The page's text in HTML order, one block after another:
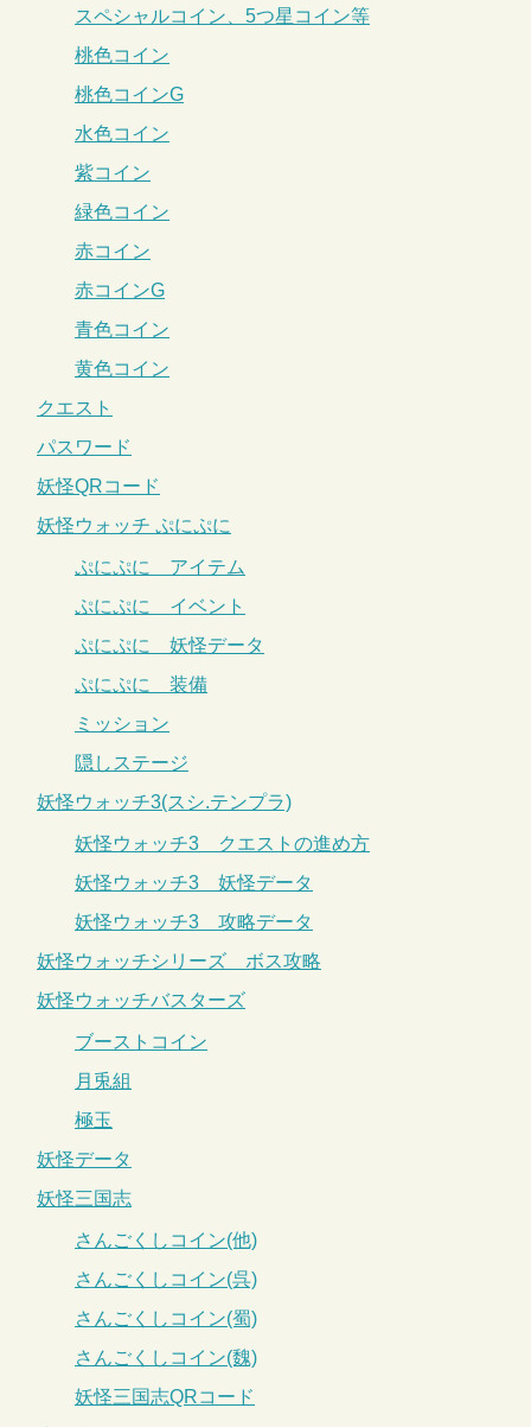
スペシャルコイン、5つ星コイン等
桃色コイン
桃色コインG
水色コイン
紫コイン
緑色コイン
赤コイン
赤コインG
青色コイン
黄色コイン
クエスト
パスワード
妖怪QRコード
妖怪ウォッチ ぷにぷに
ぷにぷに アイテム
ぷにぷに イベント
ぷにぷに 妖怪データ
ぷにぷに 装備
ミッション
隠しステージ
妖怪ウォッチ3(スシ.テンプラ)
妖怪ウォッチ3 クエストの進め方
妖怪ウォッチ3 妖怪データ
妖怪ウォッチ3 攻略データ
妖怪ウォッチシリーズ ボス攻略
妖怪ウォッチバスターズ
ブーストコイン
月兎組
極玉
妖怪データ
妖怪三国志
さんごくしコイン(他)
さんごくしコイン(呉)
さんごくしコイン(蜀)
さんごくしコイン(魏)
妖怪三国志QRコード